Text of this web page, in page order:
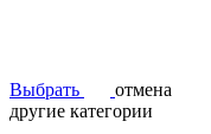
Выбрать
отмена
другие категории